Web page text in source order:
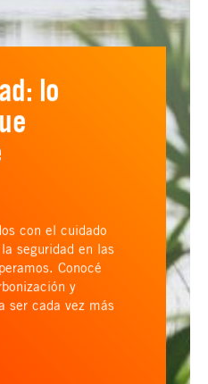
lo
con el cuidado
seguridad en las
Conocé
y
ser cada vez más